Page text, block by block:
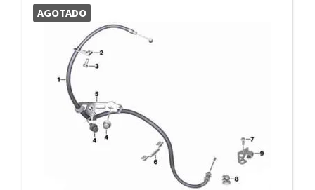
AGOTADO